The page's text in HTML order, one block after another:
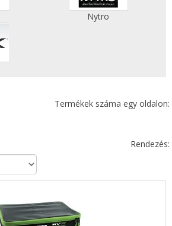
Nytro
Termékek száma egy oldalon:
Rendezés: